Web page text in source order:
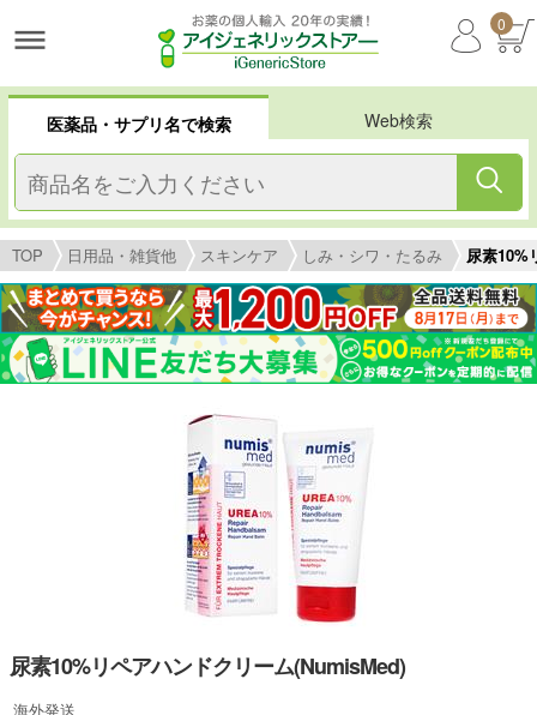
0
医薬品・サプリ名で検索 Web検索
TOP 日用品・雑貨他 スキンケア しみ・シワ・たるみ 尿素10%
尿素10%リペアハンドクリーム(NumisMed)
海外発送